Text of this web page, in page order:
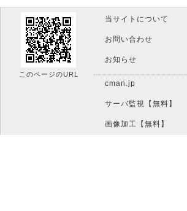
このページのURL
当サイトについて
お問い合わせ
お知らせ
cman.jp
サーバ監視【無料】
画像加工【無料】